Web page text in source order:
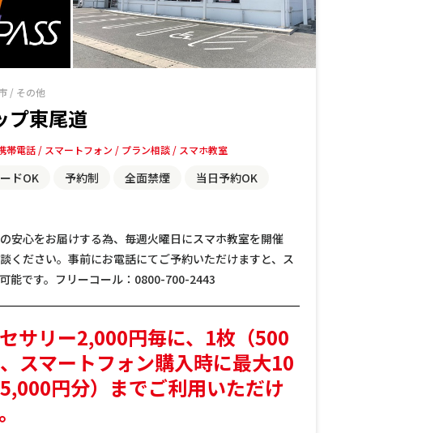
/ その他
プ東尾道
帯電話 スマートフォン プラン相談 スマホ教室
ドOK 予約制 全面禁煙
当日予約OK
安心をお届けする為、毎週火曜日にスマホ教室を開催
ください。事前にお電話にてご予約いただけますと、ス
能です。フリーコール：0800-700-2443
サリー2,000円毎に、1枚（500
スマートフォン購入時に最大10
円分）までご利用いただけ